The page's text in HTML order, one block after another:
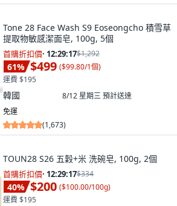
Tone 28 Face Wash S9 Eoseongcho 積雪草
提取物敏感潔面皂, 100g, 5個
首購折扣價· 12:29:15$1,292
61% $499 ($99.80/1個)
運費 $195
韓國 8/12 星期三預計送達
免運
(1,673)
TOUN28 S26 五穀+米 洗碗皂, 100g, 2個
首購折扣價· 12:29:15$334
40% $200 ($100.00/100g)
運費 $195